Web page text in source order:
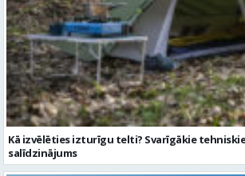
Kā izvēlēties izturīgu telti? Svarīgākie
salīdzinājums